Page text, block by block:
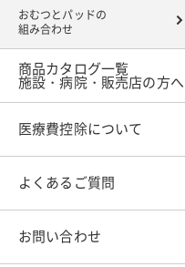
おむつとパッドの
組み合わせ
商品カタログ一覧
施設・病院・販売店の方へ
医療費控除について
よくあるご質問
お問い合わせ